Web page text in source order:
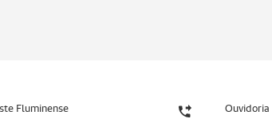
Fluminense Ouvidoria